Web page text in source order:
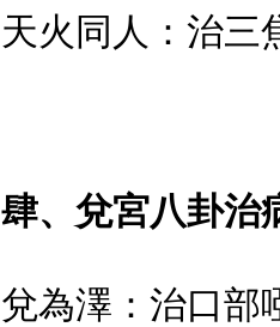
天火同人：治三
肆、兌宮八卦
兌為澤：治口部